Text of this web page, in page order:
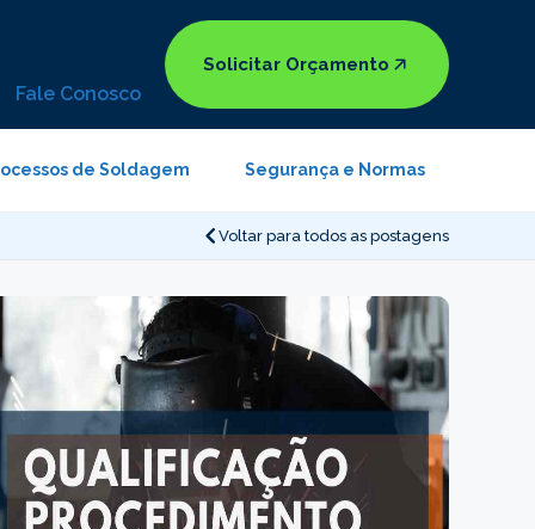
Fale Conosco
Solicitar Orçamento
de Soldagem Segurança e Normas
Voltar para todos as postagens